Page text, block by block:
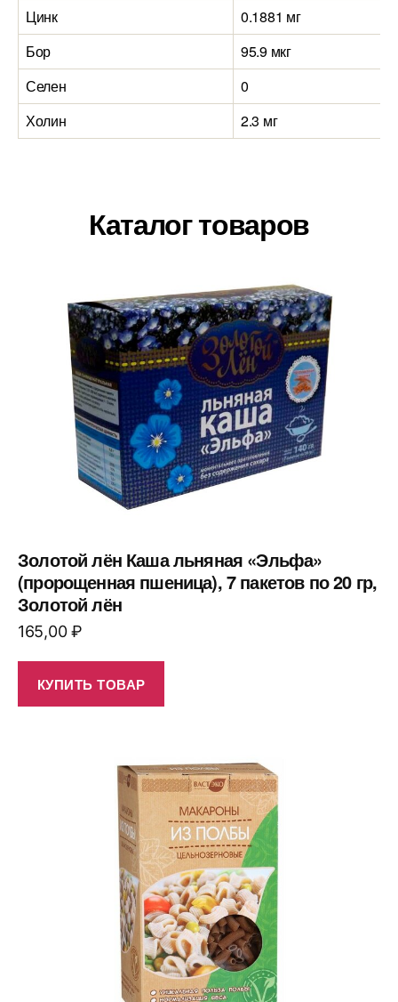
Цинк
0.1881 мг
Бор
95.9 мкг
Селен
0
Холин
2.3 мг
Каталог товаров
Золотой лён Каша льняная «Эльфа»
(пророщенная пшеница), 7 пакетов по 20 гр,
Золотой лён
165,00₽
КУПИТЬ ТОВАР